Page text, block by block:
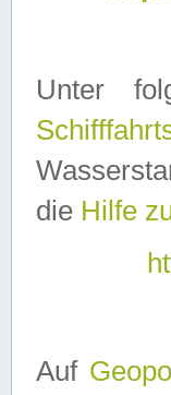
Unter
die Hilfe
Auf